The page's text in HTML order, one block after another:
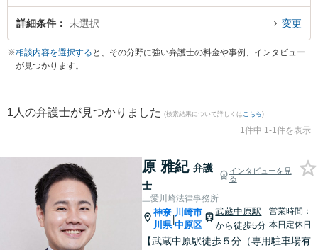
のトラブル解決の実績豊富な武蔵中原駅近くの弁護士を検索したい』『初回無
料で誹謗中傷を法律相談できる武蔵中原駅付近の弁護士に面談予約したい』な
詳細条件 未選択 変更
※相談内容を選択する と、その分野に強い弁護士の料金や事例、インタビュー
が見つかります。
1 人の弁護士が見つかりました (検索結果について詳しくは こちら)
1件中 1-1件を表示
原 雅紀 弁護
士
インタビューを見
る
三愛川崎法律事務所
神奈
川県
|
川崎市
中原区
武蔵中原駅
から徒歩5分
営業時間：
本日定休日
【武蔵中原駅徒歩５分（専用駐車場有